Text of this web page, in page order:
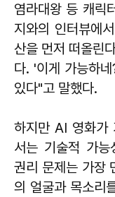
염라대왕 등 캐릭
지와의 인터뷰에
산을 먼저 떠올린
다. '이게 가능하
있다"고 말했다.
하지만 AI 영화가
서는 기술적 가능
권리 문제는 가장
의 얼굴과 목소리